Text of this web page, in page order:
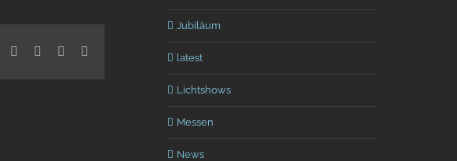
Reddit LinkedInTelegram
Tumblr
Jubiläum
latest
Lichtshows
Messen
News